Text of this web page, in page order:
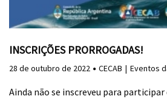
INSCRIÇÕES PRORROGADAS!
28 de outubro de 2022 CECAB Eventos
Ainda não se inscreveu para participar